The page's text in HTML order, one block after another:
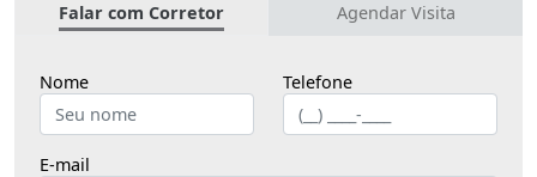
Falar com Corretor Agendar Visita
Nome Telefone
E-mail